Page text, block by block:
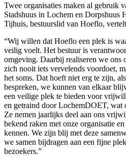
Twee organisaties maken al gebruik
Stadshuus in Lochem en Dorpshuus
Tijhuis, bestuurslid van Hoeflo,
“Wij willen dat Hoeflo een plek is
veilig voelt. Het bestuur is
omgeving. Daarbij realiseren we ons
zich nooit iets vervelends voordoet,
het soms. Dat hoeft niet erg te zijn,
bespreken, we kunnen van elkaar
een veilige plek te bieden voor
en getraind door LochemDOET, wat
Ze nemen jaarlijks deel aan ons
bekend raken met onze organisatie
kennen. We zijn blij met deze
we samen bijdragen aan een fijne
bezoekers.”